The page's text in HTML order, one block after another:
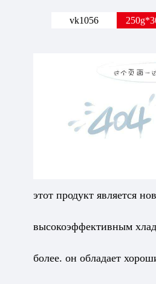
vk1056
этот продукт является
высокоэффективным
более. он обладает